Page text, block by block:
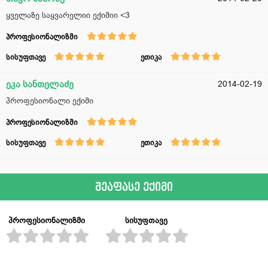
ყველაზე საყვარელიი ექიმიი <3
პროფესიონალიზმი
სისუფთავე ეთიკა
ეკა სანთელაძე
2014-02-19
პროფესიონალი ექიმი
პროფესიონალიზმი
სისუფთავე ეთიკა
შეაფასე ექიმი
პროფესიონალიზმი სისუფთავე